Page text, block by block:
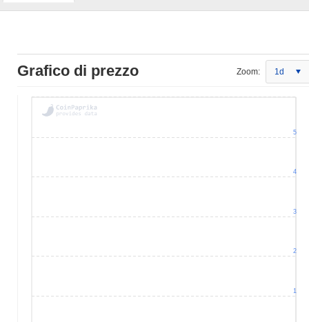
Grafico di prezzo Zoom: 1d
1
2
3
4
5